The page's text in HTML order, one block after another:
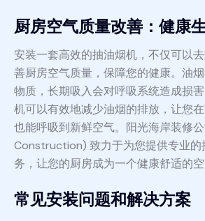
厨房空气质量改善：健康
安装一套高效的抽油烟机，不仅可以
善厨房空气质量，保障您的健康。油
物质，长期吸入会对呼吸系统造成损
机可以有效地减少油烟的排放，让您
也能呼吸到新鲜空气。阳光海岸装修
Construction) 致力于为您提供专业的
务，让您的厨房成为一个健康舒适的空
常见安装问题和解决方案